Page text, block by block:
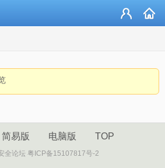
简易版 电脑版 TOP
全论坛 粤ICP备15107817号-2